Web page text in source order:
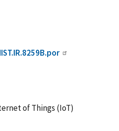
of Things (IoT)